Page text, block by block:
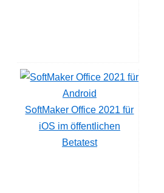
SoftMaker Office 2021 für
iOS im öffentlichen
Betatest